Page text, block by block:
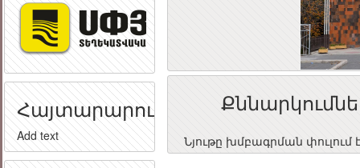
Հայտարարություն
Add text Նյութը խմբագրման փուլում է